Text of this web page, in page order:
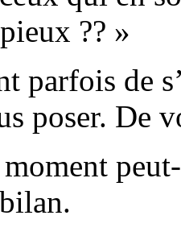
?? »
parfois de
poser. De